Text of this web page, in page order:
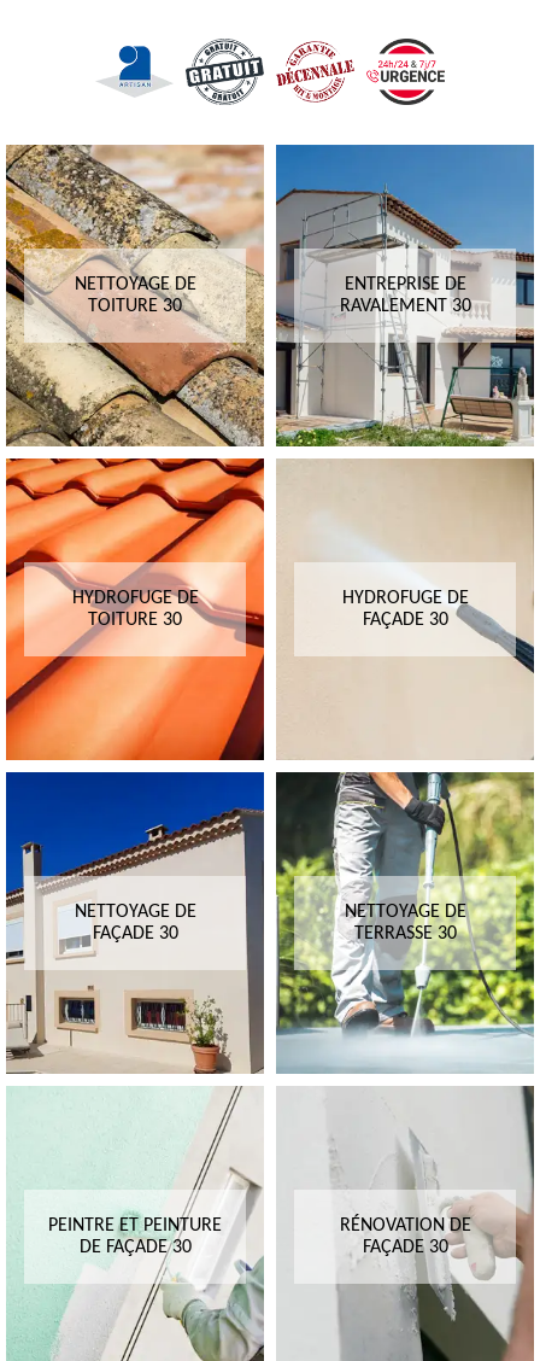
NETTOYAGE DE
TOITURE 30
ENTREPRISE DE
RAVALEMENT 30
HYDROFUGE DE
TOITURE 30
HYDROFUGE DE
FAÇADE 30
NETTOYAGE DE
FAÇADE 30
NETTOYAGE DE
TERRASSE 30
PEINTRE ET PEINTURE
DE FAÇADE 30
RÉNOVATION DE
FAÇADE 30